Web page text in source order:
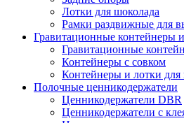
Лотки для шоколада
Рамки раздвижные для
Гравитационные контейнеры
Гравитационные
Контейнеры с совком
Контейнеры и лотки для
Полочные ценникодержатели
Ценникодержатели DBR
Ценникодержатели с